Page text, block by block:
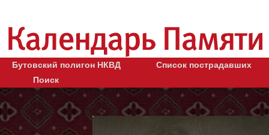
Бутовский полигон НКВД
Список пострадавших
Поиск